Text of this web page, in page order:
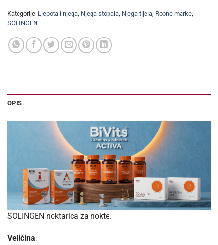
Kategorije: Ljepota i njega Njega stopala Njega tijela Robne marke
SOLINGEN
OPIS
SOLINGEN noktarica za nokte.
Veličina: